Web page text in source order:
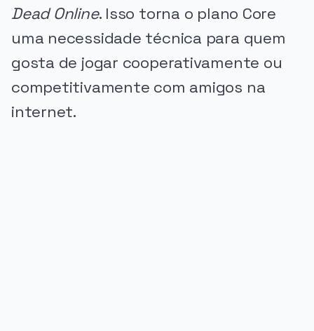
Dead Online. Isso torna o plano Core
uma necessidade técnica para quem
gosta de jogar cooperativamente ou
competitivamente com amigos na
internet.